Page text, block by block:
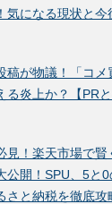
気になる現状と今
稿が物議！「コメ
る炎上か？【PR
見！楽天市場で賢
公開！SPU、5と0
さと納税を徹底攻